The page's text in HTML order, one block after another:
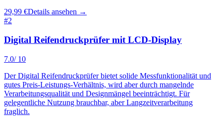
29,99 €Details ansehen →
#2
Digital Reifendruckprüfer mit LCD-Display
7.0/ 10
Der Digital Reifendruckprüfer bietet solide Messfunktionalität und
gutes Preis-Leistungs-Verhältnis, wird aber durch mangelnde
Verarbeitungsqualität und Designmängel beeinträchtigt. Für
gelegentliche Nutzung brauchbar, aber Langzeitverarbeitung
fraglich.